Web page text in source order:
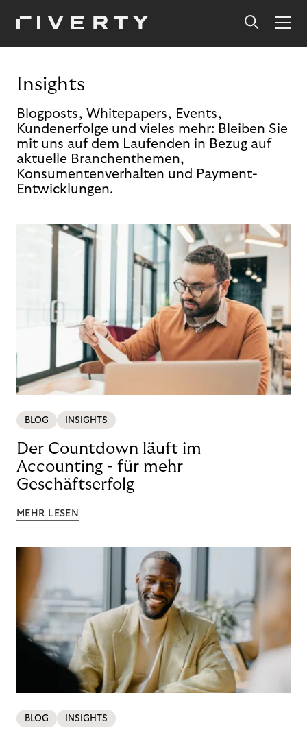
Insights
Blogposts, Whitepapers, Events,
Kundenerfolge und vieles mehr: Bleiben Sie
mit uns auf dem Laufenden in Bezug auf
aktuelle Branchenthemen,
Konsumentenverhalten und Payment-
Entwicklungen.
BLOG INSIGHTS
Der Countdown läuft im
Accounting - für mehr
Geschäftserfolg
MEHR LESEN
BLOG INSIGHTS